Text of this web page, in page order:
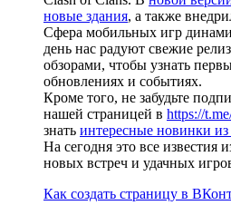
новые здания, а также
Сфера мобильных игр
день нас радуют свежие
обзорами, чтобы узнать
обновлениях и событиях.
Кроме того, не забудьте
нашей страницей в https://
знать интересные новинки
На сегодня это все известия
новых встреч и удачных
Как создать страницу в